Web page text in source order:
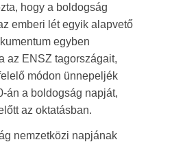
hogy a boldogság
emberi lét egyik alapvető
egyben
az ENSZ tagországait,
módon ünnepeljék
án a boldogság napját,
az oktatásban.
nemzetközi napjának